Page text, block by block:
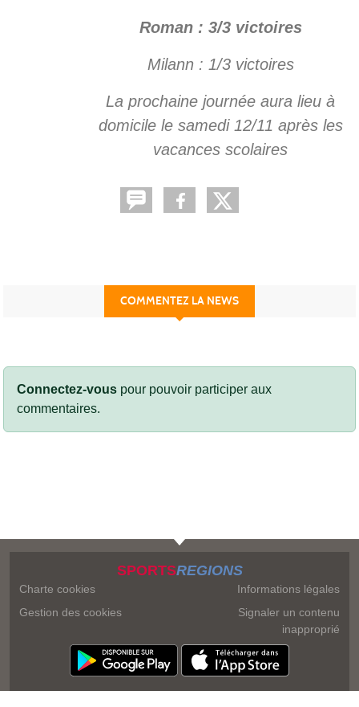
Roman : 3/3 victoires
Milann : 1/3 victoires
La prochaine journée aura lieu à
domicile le samedi 12/11 après les
vacances scolaires
COMMENTEZ LA NEWS
Connectez-vous pour pouvoir participer aux
commentaires.
SPORTSREGIONS
Charte cookies
Gestion des cookies
Informations légales
Signaler un contenu
inapproprié